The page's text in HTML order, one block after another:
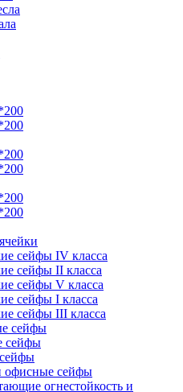
сейфы IV класса
сейфы II класса
сейфы V класса
сейфы I класса
сейфы III класса
сейфы
сейфы
офисные сейфы
огнестойкость и